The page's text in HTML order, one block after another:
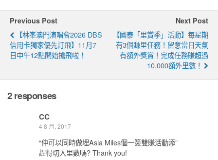
Previous Post
【林峯澳門演唱會2026 DBS
信用卡獨家優先訂飛】11月7
日中午12點開始搶飛啦！
Next Post
【國泰「里賞季」活動】每星期
有3個賺里任務！留意當日天氣
有額外獎賞！完成任務賺超過
10,000額外里數！
2 responses
CC
4 8 月, 2017
“仲可以同時做埋Asia Miles個一簽雙賺活動添”
趕得切入里數嗎? Thank you!